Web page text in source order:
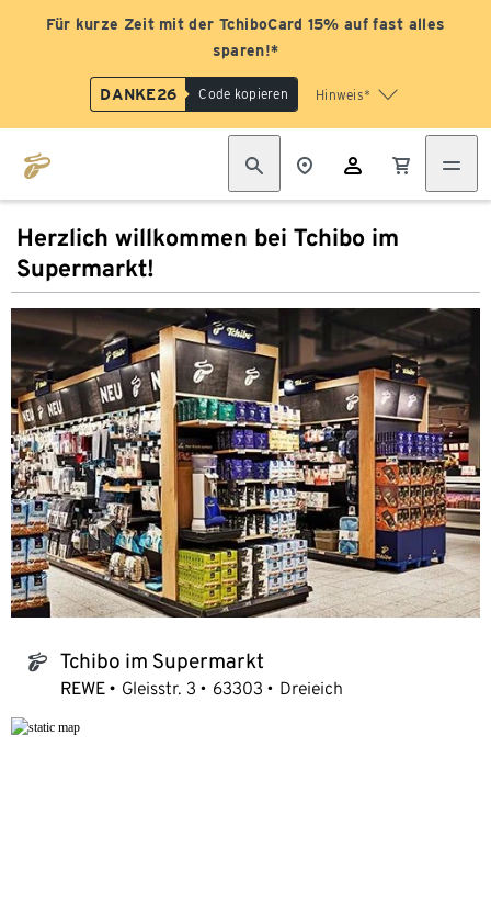
Für kurze Zeit mit der TchiboCard 15% auf fast alles
sparen!*
DANKE26 Code kopieren Hinweis*
Herzlich willkommen bei Tchibo im
Supermarkt!
tchibo_logo Tchibo im Supermarkt
REWE Gleisstr. 3 63303 Dreieich